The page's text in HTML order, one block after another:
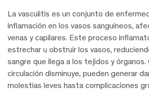
La vasculitis es un conjunto de
inflamación en los vasos sanguíneos,
venas y capilares. Este proceso
estrechar u obstruir los vasos,
sangre que llega a los tejidos y órganos.
circulación disminuye, pueden generar
molestias leves hasta complicaciones